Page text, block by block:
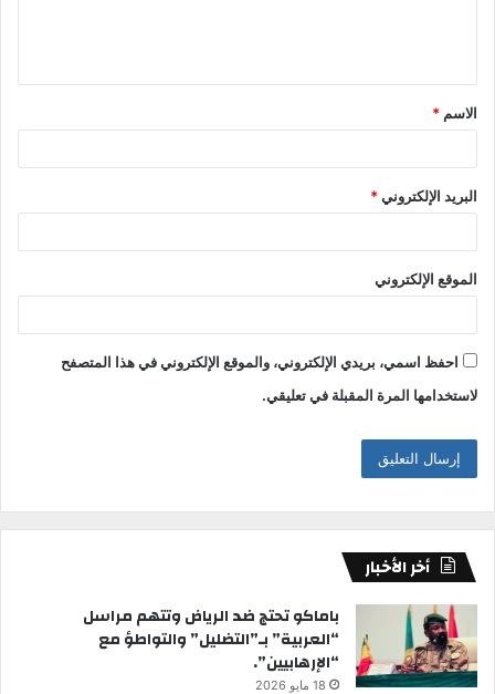
ق
*
الاسم *
البريد الإلكتروني*
الموقع الإلكتروني
احفظ اسمي، بريدي الإلكتروني، والموقع الإلكتروني في هذا المتصفح
لاستخدامها المرة المقبلة في تعليقي.
أخر الأخبار
باماكو تحتج ضد الرياض وتتهم مراسل
“العربية” بـ”التضليل” والتواطؤ مع
“الإرهابيين”.
18 مايو 2026